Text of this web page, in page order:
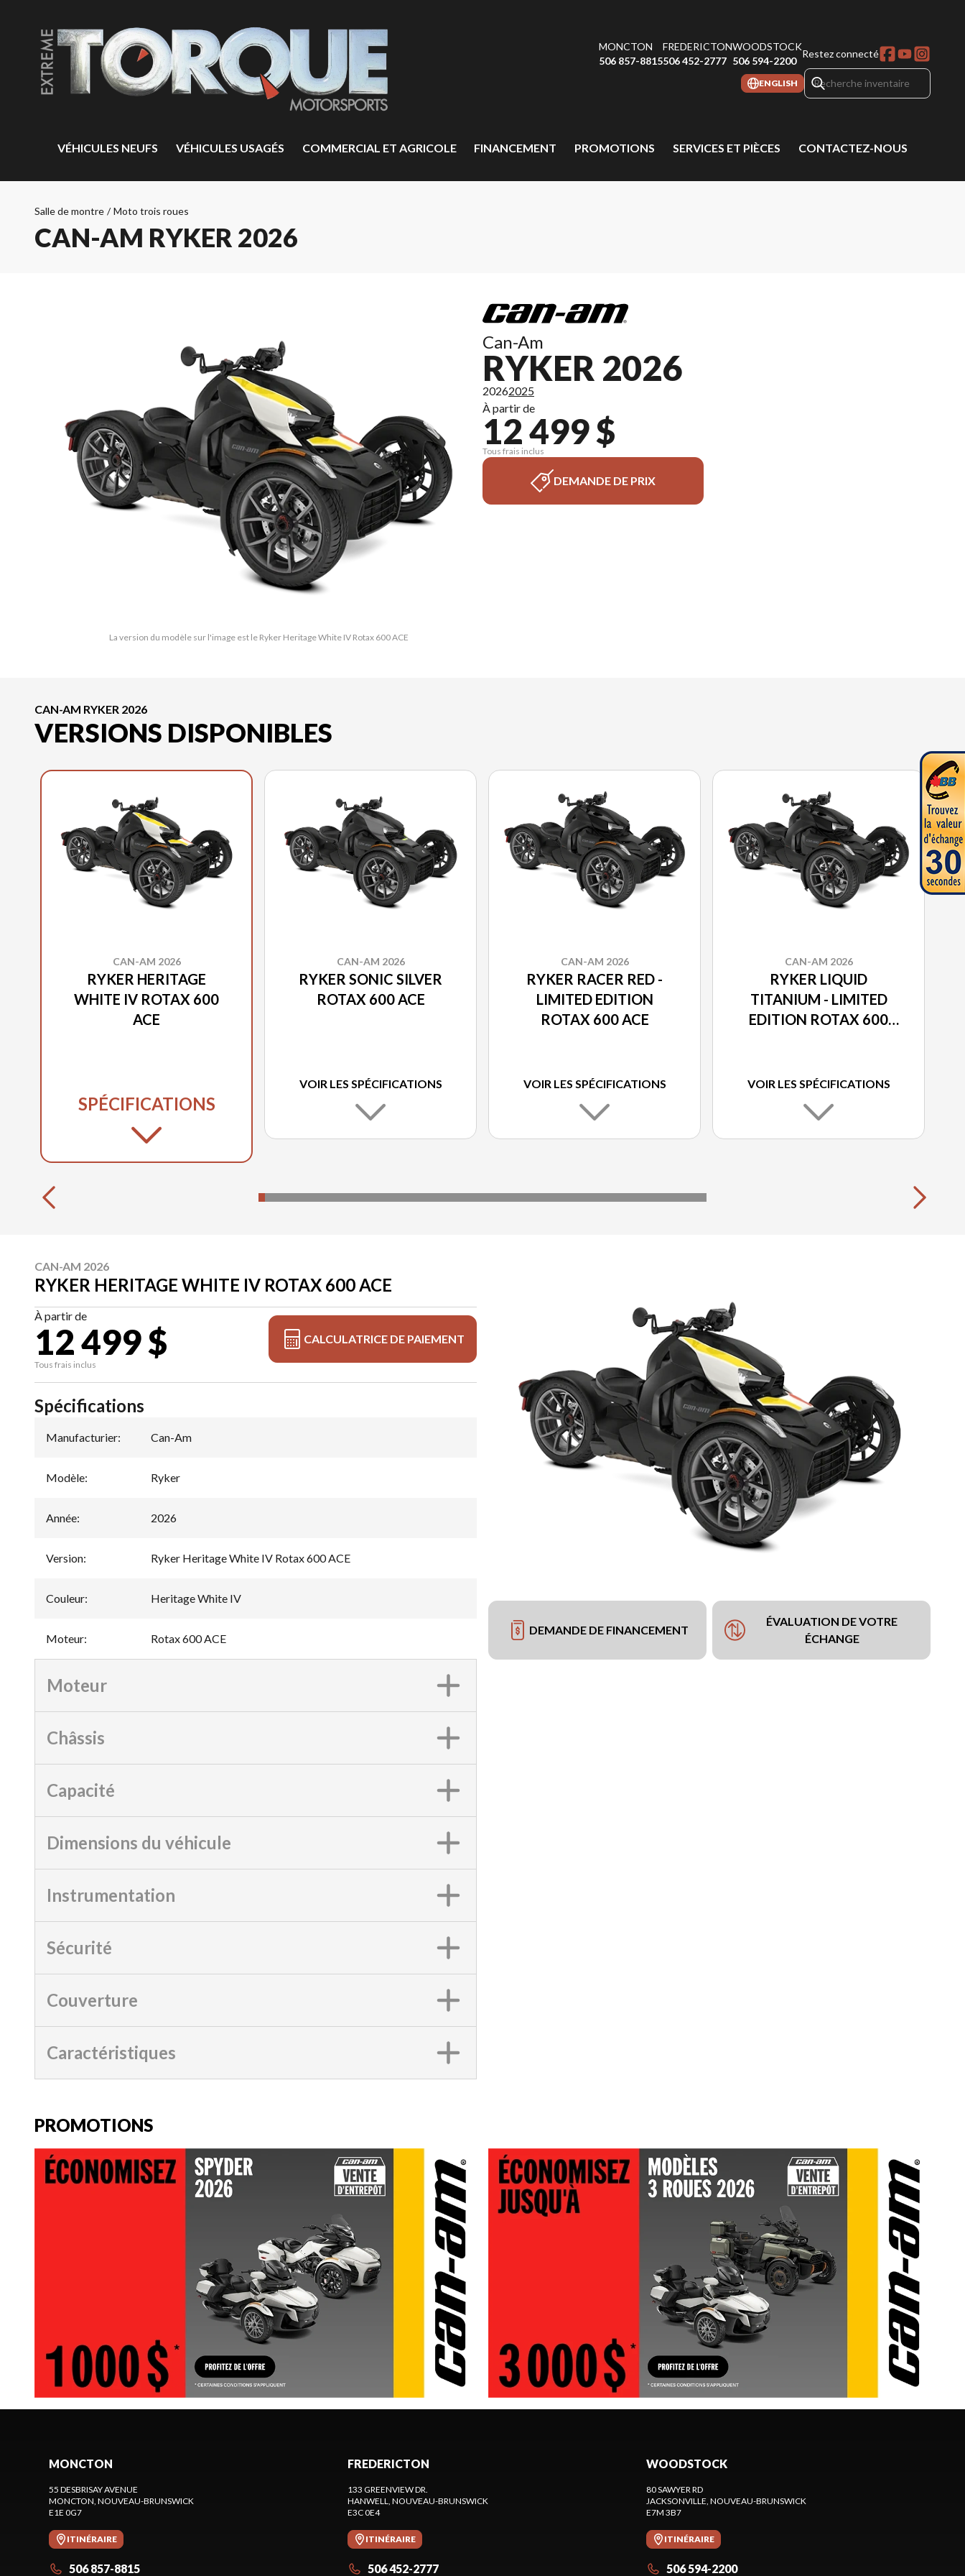
MONCTON
506 857-8815
FREDERICTON
506 452-2777
WOODSTOCK
506 594-2200
Restez connecté
ENGLISH
VÉHICULES NEUFS VÉHICULES USAGÉS COMMERCIAL ET AGRICOLE FINANCEMENT PROMOTIONS SERVICES ET PIÈCES CONTACTEZ-NOUS
Salle de montre / Moto trois roues
CAN-AM RYKER 2026
La version du modèle sur l'image est le Ryker Heritage White IV Rotax 600 ACE
Can-Am
RYKER 2026
20262025
À partir de
12 499 $
Tous frais inclus
DEMANDE DE PRIX
CAN-AM RYKER 2026
VERSIONS DISPONIBLES
CAN-AM 2026
RYKER HERITAGE
WHITE IV ROTAX 600
ACE
SPÉCIFICATIONS
CAN-AM 2026
RYKER SONIC SILVER
ROTAX 600 ACE
VOIR LES SPÉCIFICATIONS
CAN-AM 2026
RYKER RACER RED -
LIMITED EDITION
ROTAX 600 ACE
VOIR LES SPÉCIFICATIONS
CAN-AM 2026
RYKER LIQUID
TITANIUM - LIMITED
EDITION ROTAX 600
VOIR LES SPÉCIFICATIONS
CAN-AM 2026
RYKER HERITAGE WHITE IV ROTAX 600 ACE
À partir de
12 499 $
Tous frais inclus
CALCULATRICE DE PAIEMENT
DEMANDE DE FINANCEMENT
ÉVALUATION DE VOTRE
ÉCHANGE
Spécifications
Manufacturier: Can-Am
Modèle: Ryker
Année: 2026
Version: Ryker Heritage White IV Rotax 600 ACE
Couleur: Heritage White IV
Moteur: Rotax 600 ACE
Moteur
Châssis
Capacité
Dimensions du véhicule
Instrumentation
Sécurité
Couverture
Caractéristiques
PROMOTIONS
MONCTON
55 DESBRISAY AVENUE
MONCTON , NOUVEAU-BRUNSWICK
E1E 0G7
ITINÉRAIRE
506 857-8815
FREDERICTON
133 GREENVIEW DR.
HANWELL , NOUVEAU-BRUNSWICK
E3C 0E4
ITINÉRAIRE
506 452-2777
WOODSTOCK
80 SAWYER RD
JACKSONVILLE , NOUVEAU-BRUNSWICK
E7M 3B7
ITINÉRAIRE
506 594-2200